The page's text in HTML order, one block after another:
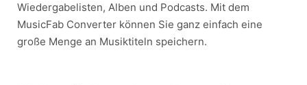
Wiedergabelisten, Alben und Podcasts. Mit dem
MusicFab Converter können Sie ganz einfach eine
große Menge an Musiktiteln speichern.